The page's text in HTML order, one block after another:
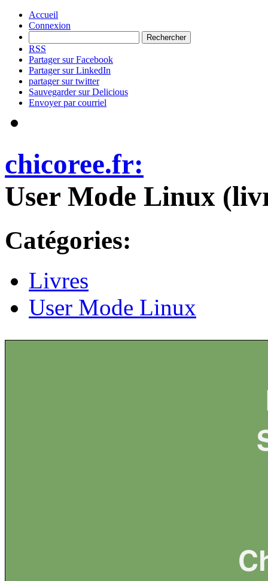
Accueil
Connexion
RSS
Partager sur Facebook
Partager sur LinkedIn
partager sur twitter
Sauvegarder sur Delicious
Envoyer par courriel
chicoree.fr:
User Mode Linux
Catégories:
Livres
User Mode Linux